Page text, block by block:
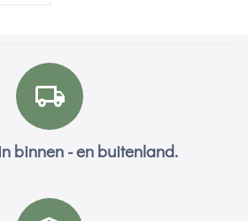
binnen - en buitenland.